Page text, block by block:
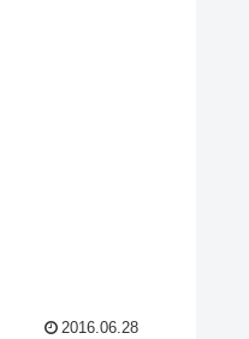
2016.06.28